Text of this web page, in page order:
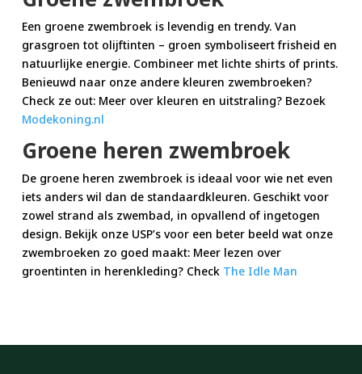
Een groene zwembroek is levendig en trendy. Van
grasgroen tot olijftinten – groen symboliseert frisheid en
natuurlijke energie. Combineer met lichte shirts of prints.
Benieuwd naar onze andere kleuren zwembroeken?
Check ze out: Meer over kleuren en uitstraling? Bezoek
Modekoning.nl
Groene heren zwembroek
De groene heren zwembroek is ideaal voor wie net even
iets anders wil dan de standaardkleuren. Geschikt voor
zowel strand als zwembad, in opvallend of ingetogen
design. Bekijk onze USP’s voor een beter beeld wat onze
zwembroeken zo goed maakt: Meer lezen over
groentinten in herenkleding? Check The Idle Man